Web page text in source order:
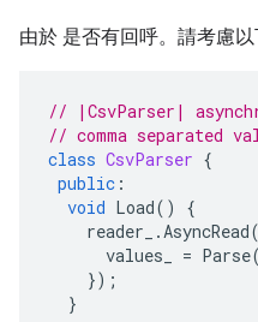
由於 是否有回呼。請考慮以
// |CsvParser|
// comma separated
class CsvParser {
public :
void Load()
{
reader_
.AsyncRead
values_
= Parse(
});
}